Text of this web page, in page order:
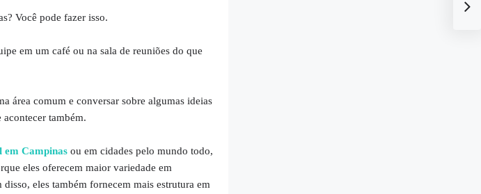
Você pode fazer isso.
em um café ou na sala de reuniões do que
área comum e conversar sobre algumas ideias
também.
em Campinasou em cidades pelo mundo todo,
eles oferecem maior variedade em
eles também fornecem mais estrutura em